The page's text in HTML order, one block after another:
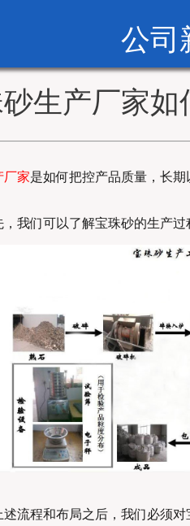
公司
生产厂家如
厂家是如何把控产品质量，长
我们可以了解宝珠砂的生产过
述流程和布局之后，我们必须